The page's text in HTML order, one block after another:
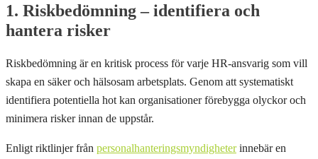
1. Riskbedömning – identifiera och
hantera risker
Riskbedömning är en kritisk process för varje HR-ansvarig som vill
skapa en säker och hälsosam arbetsplats. Genom att systematiskt
identifiera potentiella hot kan organisationer förebygga olyckor och
minimera risker innan de uppstår.
Enligt riktlinjer från personalhanteringsmyndigheterinnebär en